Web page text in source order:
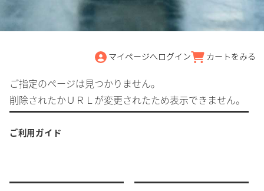
マイページへログイン カートをみる
ご指定のページは見つかりません。
削除されたかＵＲＬが変更されたため表示できません。
ご利用ガイド